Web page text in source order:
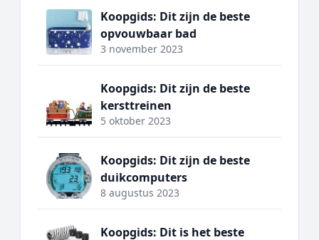
Koopgids: Dit zijn de beste
opvouwbaar bad
3 november 2023
Koopgids: Dit zijn de beste
kersttreinen
5 oktober 2023
Koopgids: Dit zijn de beste
duikcomputers
8 augustus 2023
Koopgids: Dit is het beste